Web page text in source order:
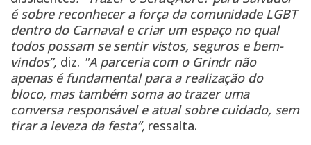
é sobre reconhecer a força da comunidade LGBT
dentro do Carnaval e criar um espaço no qual
todos possam se sentir vistos, seguros e bem-
vindos”, diz. "A parceria com o Grindr não
apenas é fundamental para a realização do
bloco, mas também soma ao trazer uma
conversa responsável e atual sobre cuidado, sem
tirar a leveza da festa”, ressalta.